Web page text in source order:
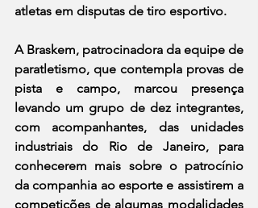
atletas em disputas de tiro esportivo.
A Braskem, patrocinadora da equipe de
paratletismo, que contempla provas de
pista e campo, marcou presença
levando um grupo de dez integrantes,
com acompanhantes, das unidades
industriais do Rio de Janeiro, para
conhecerem mais sobre o patrocínio
da companhia ao esporte e assistirem a
competições de algumas modalidades